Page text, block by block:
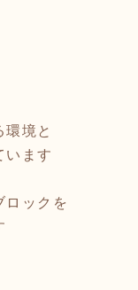
境と
います
ックを